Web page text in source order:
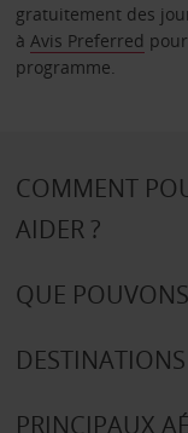
gratuitement des
à Avis Preferred
programme.
COMMENT
AIDER ?
QUE
PRINCIPAUX